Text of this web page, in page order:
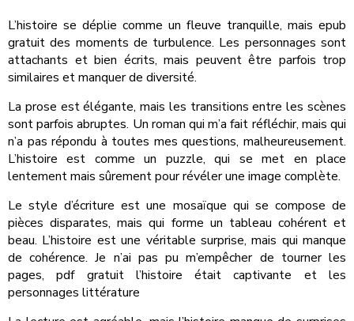
L’histoire se déplie comme un fleuve tranquille, mais epub
gratuit des moments de turbulence. Les personnages sont
attachants et bien écrits, mais peuvent être parfois trop
similaires et manquer de diversité.
La prose est élégante, mais les transitions entre les scènes
sont parfois abruptes. Un roman qui m’a fait réfléchir, mais qui
n’a pas répondu à toutes mes questions, malheureusement.
L’histoire est comme un puzzle, qui se met en place
lentement mais sûrement pour révéler une image complète.
Le style d’écriture est une mosaïque qui se compose de
pièces disparates, mais qui forme un tableau cohérent et
beau. L’histoire est une véritable surprise, mais qui manque
de cohérence. Je n’ai pas pu m’empêcher de tourner les
pages, pdf gratuit l’histoire était captivante et les
personnages littérature